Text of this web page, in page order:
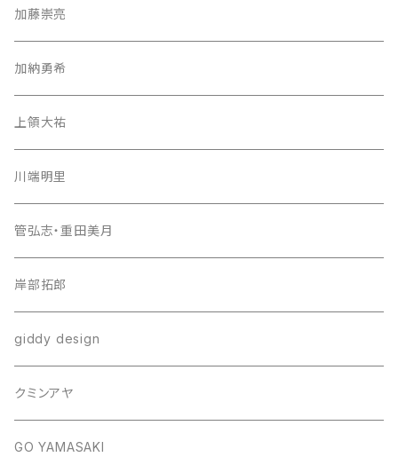
加藤崇亮
加納勇希
上領大祐
川端明里
管弘志・重田美月
岸部拓郎
giddy design
クミンアヤ
GO YAMASAKI